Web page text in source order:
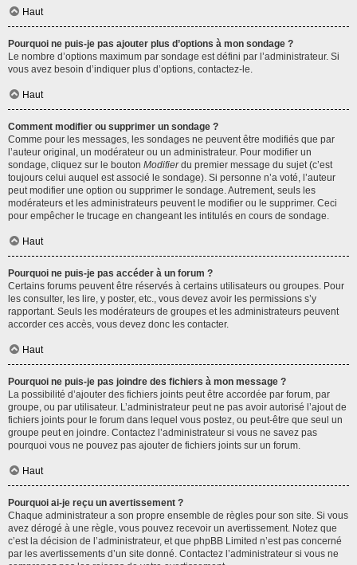
Haut
Pourquoi ne puis-je pas ajouter plus d’options à mon sondage ?
Le nombre d’options maximum par sondage est défini par l’administrateur. Si
vous avez besoin d’indiquer plus d’options, contactez-le.
Haut
Comment modifier ou supprimer un sondage ?
Comme pour les messages, les sondages ne peuvent être modifiés que par
l’auteur original, un modérateur ou un administrateur. Pour modifier un
sondage, cliquez sur le bouton Modifierdu premier message du sujet (c’est
toujours celui auquel est associé le sondage). Si personne n’a voté, l’auteur
peut modifier une option ou supprimer le sondage. Autrement, seuls les
modérateurs et les administrateurs peuvent le modifier ou le supprimer. Ceci
pour empêcher le trucage en changeant les intitulés en cours de sondage.
Haut
Pourquoi ne puis-je pas accéder à un forum ?
Certains forums peuvent être réservés à certains utilisateurs ou groupes. Pour
les consulter, les lire, y poster, etc., vous devez avoir les permissions s’y
rapportant. Seuls les modérateurs de groupes et les administrateurs peuvent
accorder ces accès, vous devez donc les contacter.
Haut
Pourquoi ne puis-je pas joindre des fichiers à mon message ?
La possibilité d’ajouter des fichiers joints peut être accordée par forum, par
groupe, ou par utilisateur. L’administrateur peut ne pas avoir autorisé l’ajout de
fichiers joints pour le forum dans lequel vous postez, ou peut-être que seul un
groupe peut en joindre. Contactez l’administrateur si vous ne savez pas
pourquoi vous ne pouvez pas ajouter de fichiers joints sur un forum.
Haut
Pourquoi ai-je reçu un avertissement ?
Chaque administrateur a son propre ensemble de règles pour son site. Si vous
avez dérogé à une règle, vous pouvez recevoir un avertissement. Notez que
c’est la décision de l’administrateur, et que phpBB Limited n’est pas concerné
par les avertissements d’un site donné. Contactez l’administrateur si vous ne